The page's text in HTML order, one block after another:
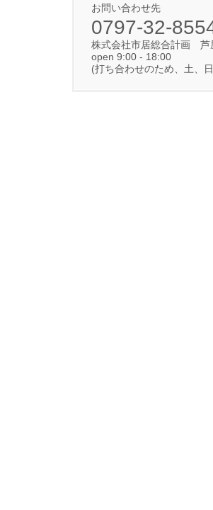
お問い合わせ先
0797-32-
株式会社市居総合計画 芦
open 9:00 - 18:00
(打ち合わせのため、土、